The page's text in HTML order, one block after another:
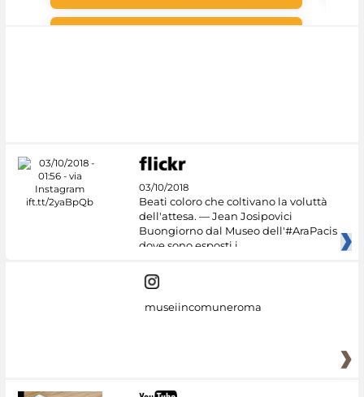
03/10/2018
Beati coloro che coltivano la voluttà
dell'attesa. — Jean Josipovici
Buongiorno dal Museo dell'#AraPacis
dove sono esposti i
museiincomuneroma